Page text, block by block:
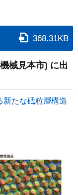
368.31KB
械見本市) に出
新たな砥粒層構造